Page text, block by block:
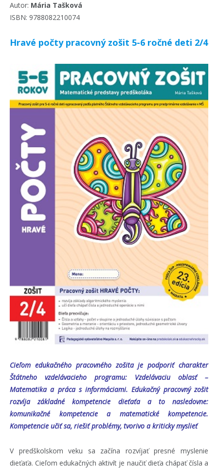
Autor: Mária Tašková
ISBN: 9788082210074
Hravé počty pracovný zošit 5-6 ročné deti 2/4
Cieľom edukačného pracovného zošita je podporiť charakter
Štátneho vzdelávacieho programu: Vzdelávaciu oblasť –
Matematika a práca s informáciami. Edukačný pracovný zošit
rozvíja základné kompetencie dieťaťa a to nasledovne:
komunikačné kompetencie a matematické kompetencie.
Kompetencie učiť sa, riešiť problémy, tvorivo a kriticky myslieť
V predškolskom veku sa začína rozvíjať presné myslenie
dieťaťa. Cieľom edukačných aktivít je naučiť dieťa chápať čísla a